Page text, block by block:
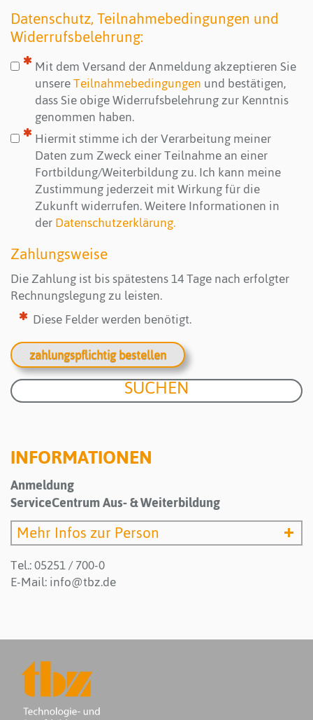
Datenschutz, Teilnahmebedingungen und
Widerrufsbelehrung:
Mit dem Versand der Anmeldung akzeptieren Sie
unsereTeilnahmebedingungenund bestätigen,
dass Sie obige Widerrufsbelehrung zur Kenntnis
genommen haben.
Hiermit stimme ich der Verarbeitung meiner
Daten zum Zweck einer Teilnahme an einer
Fortbildung/Weiterbildung zu. Ich kann meine
Zustimmung jederzeit mit Wirkung für die
Zukunft widerrufen. Weitere Informationen in
derDatenschutzerklärung.
Zahlungsweise
Die Zahlung ist bis spätestens 14 Tage nach erfolgter
Rechnungslegung zu leisten.
Diese Felder werden benötigt.
zahlungspflichtig bestellen
INFORMATIONEN
Anmeldung
ServiceCentrum Aus- & Weiterbildung
Mehr Infos zur Person
Tel.: 05251 / 700-0
E-Mail:info@tbz.de